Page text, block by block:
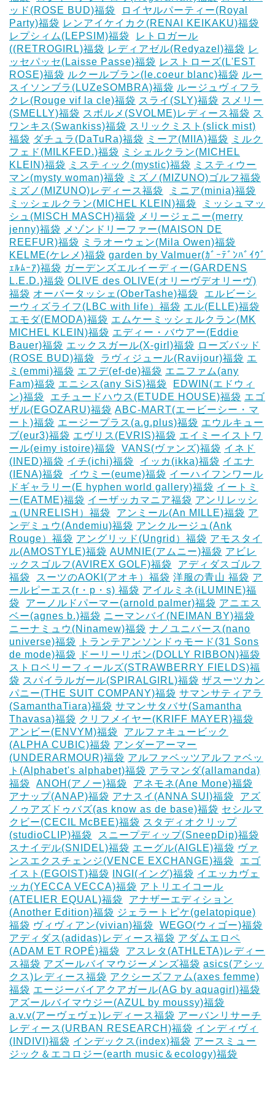
ッド(ROSE BUD)福袋
ロイヤルパーティー(Royal
Party)福袋 レンアイケイカク(RENAI KEIKAKU)福袋
レプシィム(LEPSIM)福袋
レトロガール
((RETROGIRL)福袋 レディアゼル(Redyazel)福袋 レ
ッセパッセ(Laisse Passe)福袋 レストローズ(L'EST
ROSE)福袋 ルクールブラン(le.coeur blanc)福袋 ルー
スイソンブラ(LUZeSOMBRA)福袋 ルージュヴィフラ
クレ(Rouge vif la cle)福袋 スライ(SLY)福袋 スメリー
(SMELLY)福袋 スボルメ(SVOLME)レディース福袋 ス
ワンキス(Swankiss)福袋 スリックミスト(slick mist)
福袋 ダチュラ(DaTuRa)福袋 ‎ミーア(MIIA)福袋
ミルク
フェド(MILKFED.)福袋
ミシェルクラン(MICHEL
KLEIN)福袋
ミスティック(mystic)福袋
ミスティウー
マン(mysty woman)福袋
ミズノ(MIZUNO)ゴルフ福袋
ミズノ(MIZUNO)レディース福袋
ミニア(minia)福袋
ミッシェルクラン(MICHEL KLEIN)福袋
ミッシュマッ
シュ(MISCH MASCH)福袋
メリージェニー(merry
jenny)福袋
メゾンドリーファー(MAISON DE
REEFUR)福袋
ミラオーウェン(Mila Owen)福袋
KELME(ケレメ)福袋 ‎garden by Valmuer(ｶﾞｰﾃﾞﾝﾊﾞｲｳﾞ
ｪﾙﾑｰｱ)福袋 ガーデンズエルイーディー(GARDENS
L.E.D.)福袋 OLIVE des OLIVE(オリーヴデオリーヴ)
福袋 オーバータッシェ(OberTashe)福袋
エルビーシ
ーウィズライフ(LBC with life）福袋 エル(ELLE)福袋
エモダ(EMODA)福袋 エムケーミッシェルクラン(MK
MICHEL KLEIN)福袋 エディー・バウアー(Eddie
Bauer)福袋 エックスガール(X-girl)福袋 ローズバッド
(ROSE BUD)福袋
ラヴィジュール(Ravijour)福袋 エ
ミ(emmi)福袋 エフデ(ef-de)福袋 エニファム(any
Fam)福袋 エニシス(any SiS)福袋
EDWIN(エドウィ
ン)福袋
エチュードハウス(ETUDE HOUSE)福袋 エゴ
ザル(EGOZARU)福袋 ABC-MART(エービーシー・マ
ート)福袋 エージープラス(a.g.plus)福袋 エウルキュー
ブ(eur3)福袋 エヴリス(EVRIS)福袋 エイミーイストワ
ール(eimy istoire)福袋
VANS(ヴァンズ)福袋 イネド
(INED)福袋 イチ(ichi)福袋 イッカ(ikka)福袋 イエナ
(IENA)福袋
イウミー(eume)福袋 イーハイフンワール
ドギャラリー(E hyphen world gallery)福袋 イートミ
ー(EATME)福袋 イーザッカマニア福袋 アンリレッシ
ュ(UNRELISH）福袋
アンミール(An MILLE)福袋 ア
ンデミュウ(Andemiu)福袋 アンクルージュ(Ank
Rouge）福袋 アングリッド(Ungrid）福袋 アモスタイ
ル(AMOSTYLE)福袋 AUMNIE(アムニー)福袋 アビレ
ックスゴルフ(AVIREX GOLF)福袋
アディダスゴルフ
福袋
スーツのAOKI(アオキ）福袋 洋服の青山 福袋 ア
ールピーエス(r・p・s) 福袋 アイルミネ(iLUMINE)福
袋
アーノルドパーマー(arnold palmer)福袋 アニエス
ベー(agnes b.)福袋 ニーマンバイ(NEIMAN BY)福袋
ニーナミュウ(Ninamew)福袋 ナノユニバース(nano
universe)福袋
トランテアンソンドゥモード(31 Sons
de mode)福袋
ドーリーリボン(DOLLY RIBBON)福袋
ストロベリーフィールズ(STRAWBERRY FIELDS)福
袋 スパイラルガール(SPIRALGIRL)福袋 ザスーツカン
パニー(THE SUIT COMPANY)福袋 サマンサティアラ
(SamanthaTiara)福袋 サマンサタバサ(Samantha
Thavasa)福袋 クリフメイヤー(KRIFF MAYER)福袋
アンビー(ENVYM)福袋
アルファキュービック
(ALPHA CUBIC)福袋 アンダーアーマー
(UNDERARMOUR)福袋 アルファベッツアルファベッ
ト(Alphabet's alphabet)福袋 アラマンダ(allamanda)
福袋
ANOH(アノー)福袋
アネモネ(Ane Mone)福袋
アナップ(ANAP)福袋 アナスイ(ANNA SUI)福袋
アズ
ノゥアズドゥバズ(as know as de base)福袋 セシルマ
クビー(CECIL McBEE)福袋 スタディオクリップ
(studioCLIP)福袋
スニープディップ(SneepDip)福袋
スナイデル(SNIDEL)福袋 エーグル(AIGLE)福袋 ‎ヴァ
ンスエクスチェンジ(VENCE EXCHANGE)福袋
エゴ
イスト(EGOIST)福袋
‎INGI(イング)福袋 イエッカヴェ
ッカ(YECCA VECCA)福袋 アトリエイコール
(ATELIER EQUAL)福袋
アナザーエディション
(Another Edition)福袋 ジェラートピケ(gelatopique)
福袋 ヴィヴィアン(vivian)福袋
WEGO(ウィゴー)福袋
アディダス(adidas)レディース福袋 アダムエロペ
(ADAM ET ROPÉ)福袋
アスレタ(ATHLETA)レディー
ス福袋 アズールバイマウジーメンズ福袋 asics(アシッ
クス)レディース福袋 アクシーズファム(axes femme)
福袋 エージーバイアクアガール(AG by aquagirl)福袋
アズールバイマウジー(AZUL by moussy)福袋
a.v.v(アーヴェヴェ)レディース福袋 アーバンリサーチ
レディース(URBAN RESEARCH)福袋 インディヴィ
(INDIVI)福袋 インデックス(index)福袋 アースミュー
ジック＆エコロジー(earth music＆ecology)福袋